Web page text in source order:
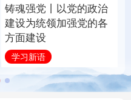
图片 政务
信息化 数字经济
铸魂强党丨以党的政治
建设为统领加强党的各
方面建设
学习新语